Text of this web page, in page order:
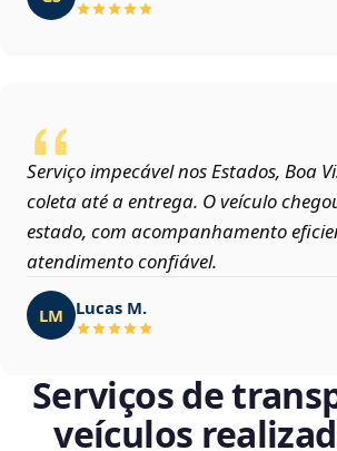
Serviço impecável nos Estados, Boa
coleta até a entrega. O veículo
estado, com acompanhamento
atendimento confiável.
LM Lucas M.
Serviços de
veículos